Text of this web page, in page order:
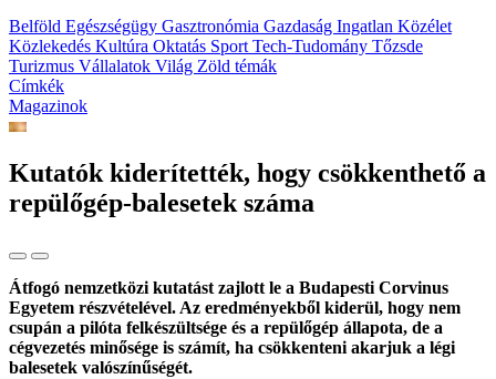
Belföld Egészségügy Gasztronómia Gazdaság Ingatlan Közélet
Közlekedés Kultúra Oktatás Sport Tech-Tudomány Tőzsde
Turizmus Vállalatok Világ Zöld témák
Címkék
Magazinok
Kutatók kiderítették, hogy csökkenthető a
repülőgép-balesetek száma
Átfogó nemzetközi kutatást zajlott le a Budapesti Corvinus
Egyetem részvételével. Az eredményekből kiderül, hogy nem
csupán a pilóta felkészültsége és a repülőgép állapota, de a
cégvezetés minősége is számít, ha csökkenteni akarjuk a légi
balesetek valószínűségét.